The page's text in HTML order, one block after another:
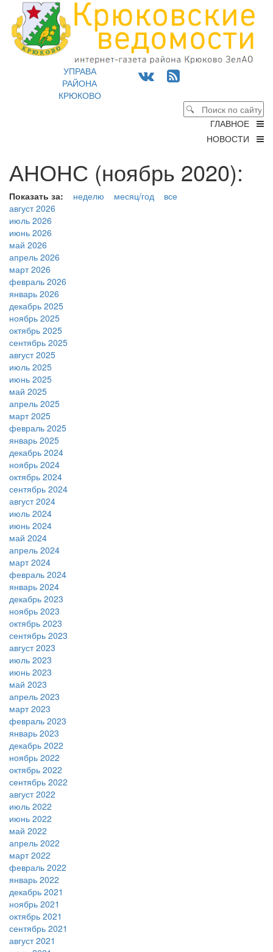
УПРАВА
РАЙОНА
КРЮКОВО
ГЛАВНОЕ
НОВОСТИ
АНОНС (ноябрь 2020):
Показать за: неделю месяц/год
все
август 2026
июль 2026
июнь 2026
май 2026
апрель 2026
март 2026
февраль 2026
январь 2026
декабрь 2025
ноябрь 2025
октябрь 2025
сентябрь 2025
август 2025
июль 2025
июнь 2025
май 2025
апрель 2025
март 2025
февраль 2025
январь 2025
декабрь 2024
ноябрь 2024
октябрь 2024
сентябрь 2024
август 2024
июль 2024
июнь 2024
май 2024
апрель 2024
март 2024
февраль 2024
январь 2024
декабрь 2023
ноябрь 2023
октябрь 2023
сентябрь 2023
август 2023
июль 2023
июнь 2023
май 2023
апрель 2023
март 2023
февраль 2023
январь 2023
декабрь 2022
ноябрь 2022
октябрь 2022
сентябрь 2022
август 2022
июль 2022
июнь 2022
май 2022
апрель 2022
март 2022
февраль 2022
январь 2022
декабрь 2021
ноябрь 2021
октябрь 2021
сентябрь 2021
август 2021